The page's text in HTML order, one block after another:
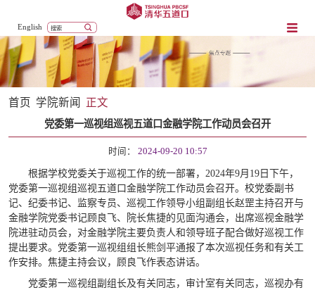
English
首页 学院新闻 正文
党委第一巡视组巡视五道口金融学院工作动员会召开
时间： 2024-09-20 10:57
根据学校党委关于巡视工作的统一部署，2024年9月19日下午，
党委第一巡视组巡视五道口金融学院工作动员会召开。校党委副书
记、纪委书记、监察专员、巡视工作领导小组副组长赵罡主持召开与
金融学院党委书记顾良飞、院长焦捷的见面沟通会，出席巡视金融学
院进驻动员会，对金融学院主要负责人和领导班子配合做好巡视工作
提出要求。党委第一巡视组组长熊剑平通报了本次巡视任务和有关工
作安排。焦捷主持会议，顾良飞作表态讲话。
党委第一巡视组副组长及有关同志，审计室有关同志，巡视办有